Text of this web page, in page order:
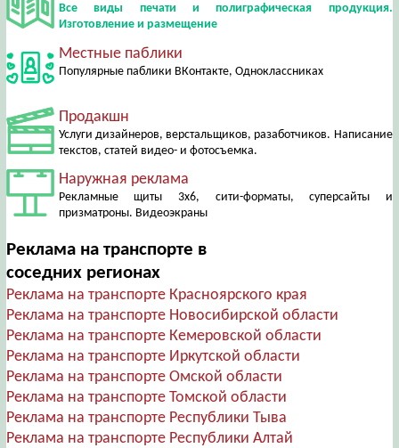
Все виды печати и полиграфическая продукция.
Изготовление и размещение
Местные паблики
Популярные паблики ВКонтакте, Одноклассниках
Продакшн
Услуги дизайнеров, верстальщиков, разаботчиков. Написание
текстов, статей видео- и фотосъемка.
Наружная реклама
Рекламные щиты 3х6, сити-форматы, суперсайты и
призматроны. Видеоэкраны
Реклама на транспорте в
соседних регионах
Реклама на транспорте Красноярского края
Реклама на транспорте Новосибирской области
Реклама на транспорте Кемеровской области
Реклама на транспорте Иркутской области
Реклама на транспорте Омской области
Реклама на транспорте Томской области
Реклама на транспорте Республики Тыва
Реклама на транспорте Республики Алтай